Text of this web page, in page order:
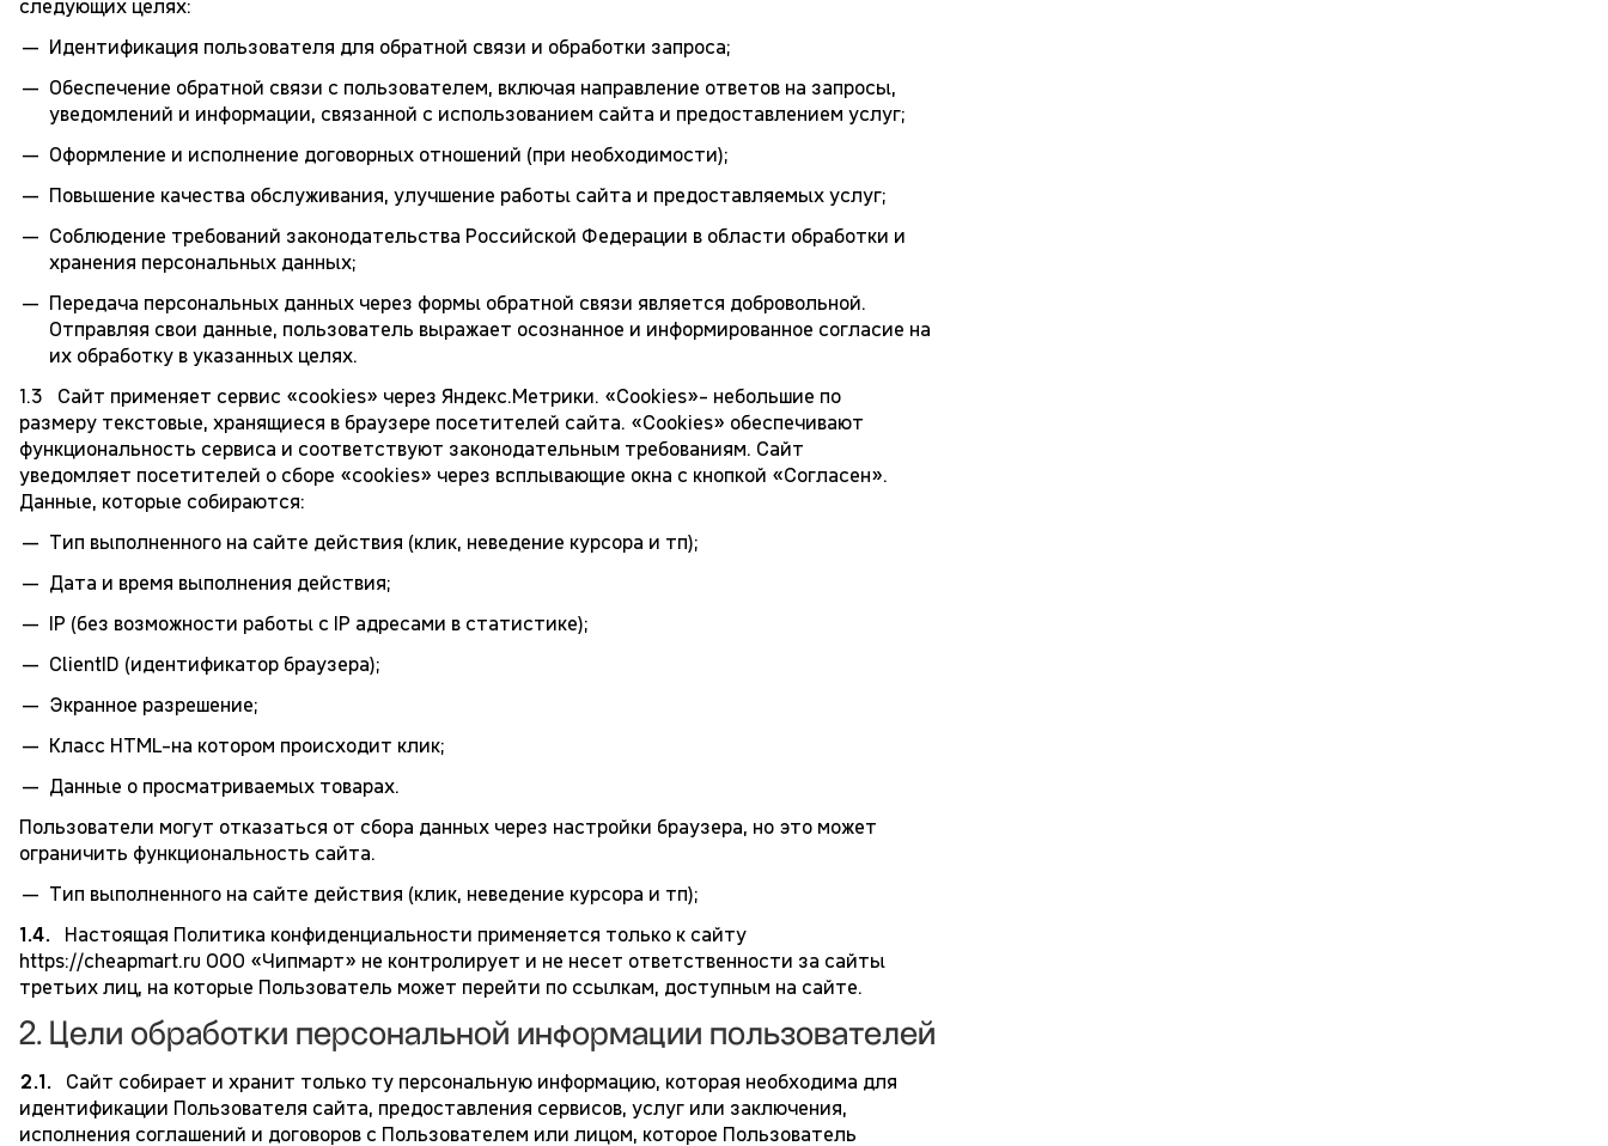
следующих целях:
Идентификация пользователя для обратной связи и обработки запроса;
Обеспечение обратной связи с пользователем, включая направление ответов на запросы,
уведомлений и информации, связанной с использованием сайта и предоставлением услуг;
Оформление и исполнение договорных отношений (при необходимости);
Повышение качества обслуживания, улучшение работы сайта и предоставляемых услуг;
Соблюдение требований законодательства Российской Федерации в области обработки и
хранения персональных данных;
Передача персональных данных через формы обратной связи является добровольной.
Отправляя свои данные, пользователь выражает осознанное и информированное согласие на
их обработку в указанных целях.
1.3 Сайт применяет сервис «cookies» через Яндекс.Метрики. «Сookies»- небольшие по
размеру текстовые, хранящиеся в браузере посетителей сайта. «Сookies» обеспечивают
функциональность сервиса и соответствуют законодательным требованиям. Сайт
уведомляет посетителей о сборе «cookies» через всплывающие окна с кнопкой «Согласен».
Данные, которые собираются:
Тип выполненного на сайте действия (клик, неведение курсора и тп);
Дата и время выполнения действия;
IP (без возможности работы с IP адресами в статистике);
ClientID (идентификатор браузера);
Экранное разрешение;
Класс HTML-на котором происходит клик;
Данные о просматриваемых товарах.
Пользователи могут отказаться от сбора данных через настройки браузера, но это может
ограничить функциональность сайта.
Тип выполненного на сайте действия (клик, неведение курсора и тп);
1.4. Настоящая Политика конфиденциальности применяется только к сайту
https://cheapmart.ru ООО «Чипмарт» не контролирует и не несет ответственности за сайты
третьих лиц, на которые Пользователь может перейти по ссылкам, доступным на сайте.
2. Цели обработки персональной информации пользователей
2.1. Сайт собирает и хранит только ту персональную информацию, которая необходима для
идентификации Пользователя сайта, предоставления сервисов, услуг или заключения,
исполнения соглашений и договоров с Пользователем или лицом, которое Пользователь